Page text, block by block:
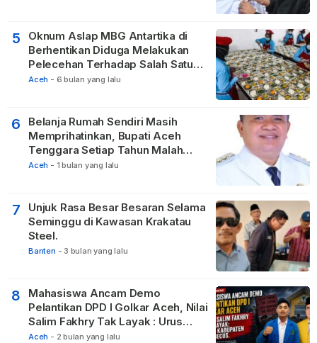
5
Oknum Aslap MBG Antartika di
Berhentikan Diduga Melakukan
Pelecehan Terhadap Salah Satu
Relawan
Aceh - 6 bulan yang lalu
6
Belanja Rumah Sendiri Masih
Memprihatinkan, Bupati Aceh
Tenggara Setiap Tahun Malah
Membangun Pasilitas Rumah
Aceh - 1 bulan yang lalu
7
Unjuk Rasa Besar Besaran Selama
Seminggu di Kawasan Krakatau
Steel.
Banten - 3 bulan yang lalu
8
Mahasiswa Ancam Demo
Pelantikan DPD I Golkar Aceh, Nilai
Salim Fakhry Tak Layak : Urus
Kabupaten Tak Becus.
Aceh - 2 bulan yang lalu